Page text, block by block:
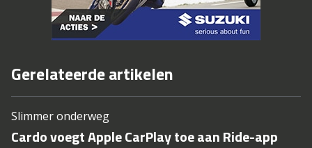
Gerelateerde artikelen
Slimmer onderweg
Cardo voegt Apple CarPlay toe aan Ride-app